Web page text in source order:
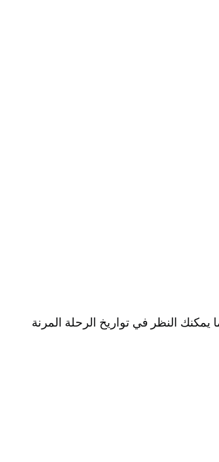
النظر في تواريخ الرحلة المرنة